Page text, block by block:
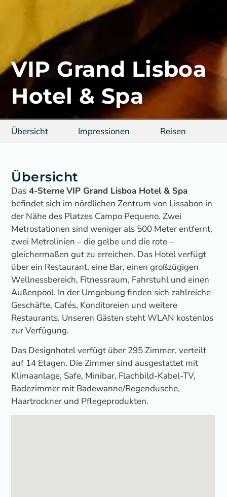
VIP Grand Lisboa
Hotel & Spa
Übersicht Impressionen Reisen
Übersicht
Das 4-SterneVIP Grand Lisboa Hotel & Spa
befindet sich im nördlichen Zentrum von Lissabon in
der Nähe des Platzes Campo Pequeno. Zwei
Metrostationen sind weniger als 500 Meter entfernt,
zwei Metrolinien – die gelbe und die rote –
gleichermaßen gut zu erreichen. Das Hotel verfügt
über ein Restaurant, eine Bar, einen großzügigen
Wellnessbereich, Fitnessraum, Fahrstuhl und einen
Außenpool. In der Umgebung finden sich zahlreiche
Geschäfte, Cafés, Konditoreien und weitere
Restaurants. Unseren Gästen steht WLAN kostenlos
zur Verfügung.
Das Designhotel verfügt über 295 Zimmer, verteilt
auf 14 Etagen. Die Zimmer sind ausgestattet mit
Klimaanlage, Safe, Minibar, Flachbild-Kabel-TV,
Badezimmer mit Badewanne/Regendusche,
Haartrockner und Pflegeprodukten.